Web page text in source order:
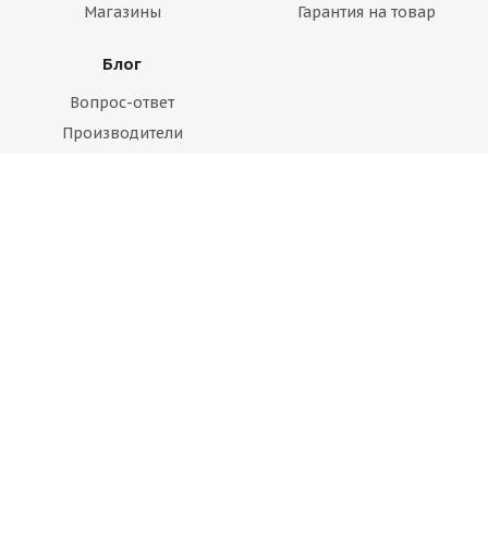
Магазины
Гарантия на товар
Блог
Вопрос-ответ
Производители